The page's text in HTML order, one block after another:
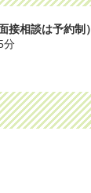
接相談は予約制）
分